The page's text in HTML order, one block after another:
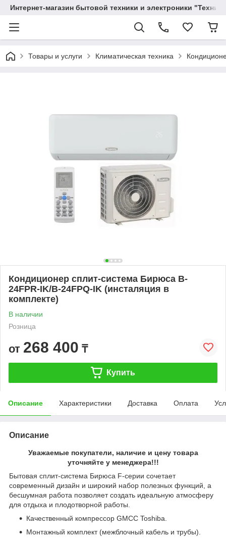
Интернет-магазин бытовой техники и электроники
Товары и услуги Климатическая техника
Кондиционер сплит-система Бирюса B-
24FPR-IK/B-24FPQ-IK (инсталяция в
комплекте)
В наличии
Розница
от 268 400 ₸
Купить
Описание Характеристики Доставка Оплата
Описание
Уважаемые покупатели, наличие и цену товара
уточняйте у менеджера!!!
Бытовая сплит-система Бирюса F-серии сочетает
современный дизайн и широкий набор полезных функций, а
бесшумная работа позволяет создать идеальную атмосферу
для отдыха и плодотворной работы.
Качественный компрессор GMCC Toshiba.
Монтажный комплект (межблочный кабель и трубы).